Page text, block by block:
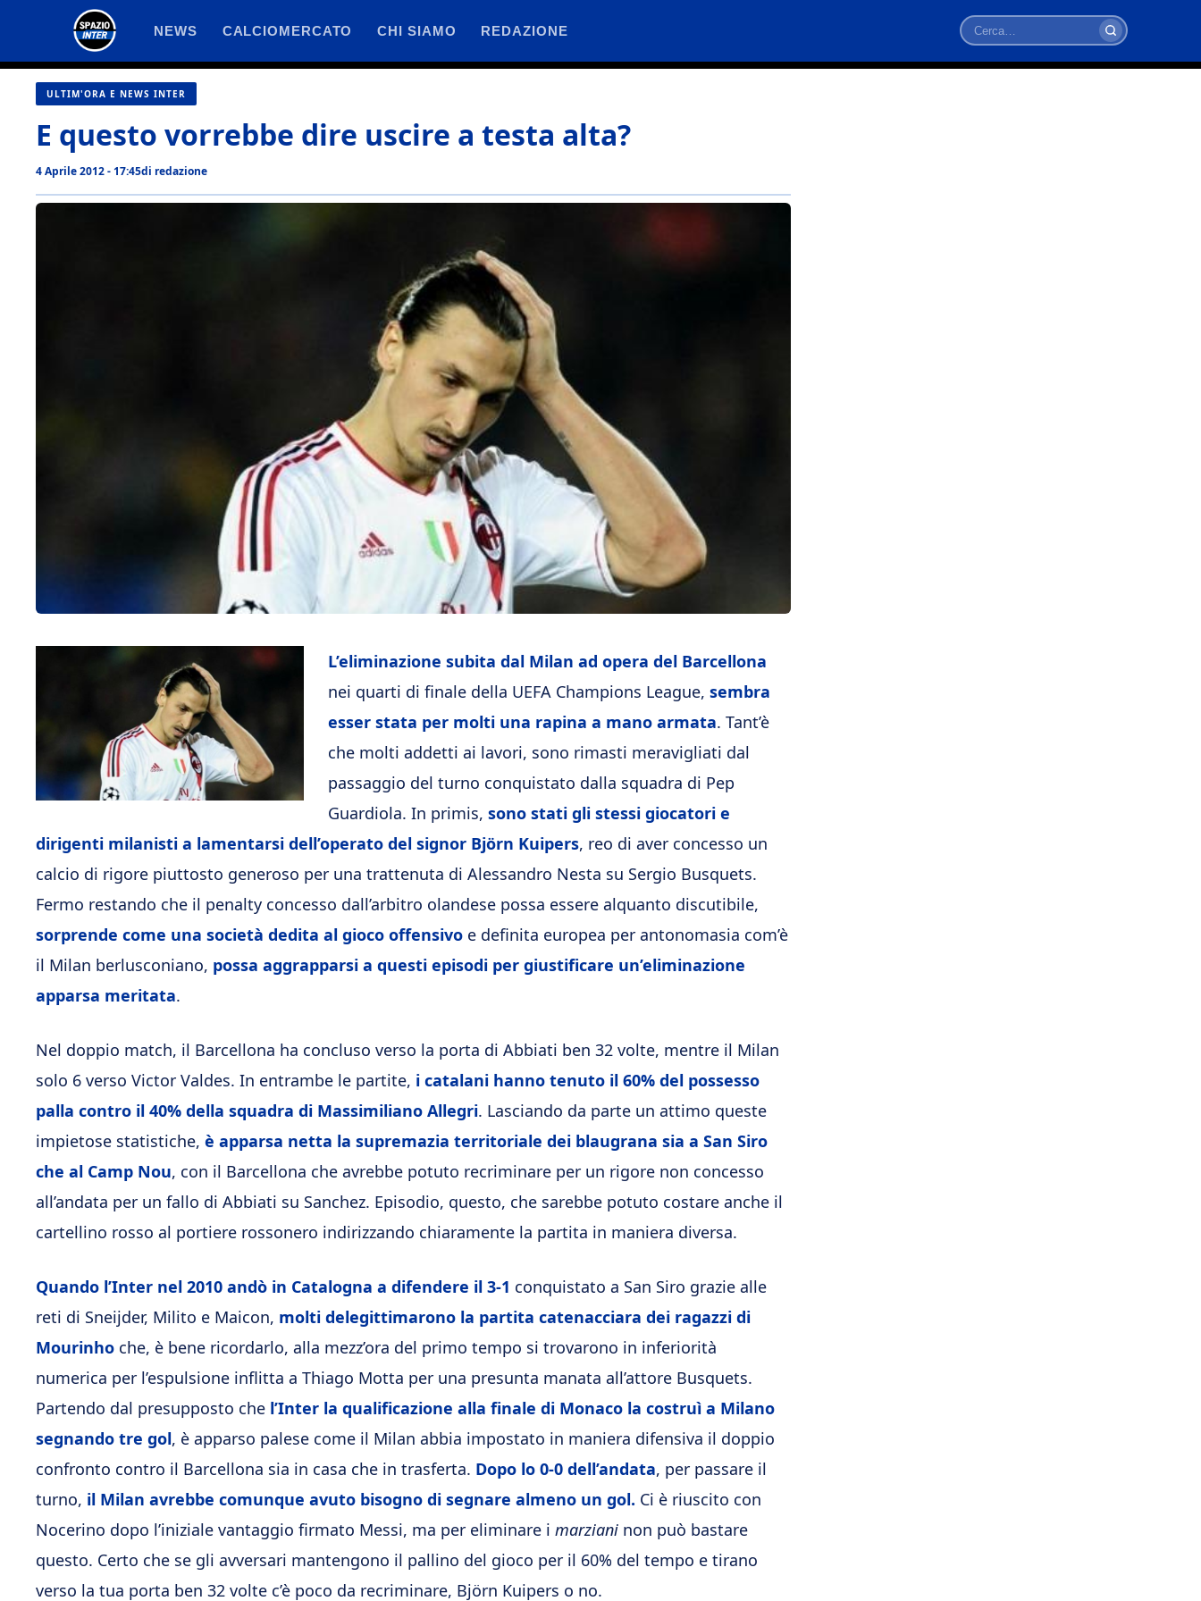
contenuto
NEWS CALCIOMERCATO CHI SIAMO REDAZIONE
Cerca
ULTIM'ORA E NEWS INTER
E questo vorrebbe dire uscire a testa alta?
4 Aprile 2012 - 17:45di redazione
L’eliminazione subita dal Milan ad opera del Barcellona
nei quarti di finale della UEFA Champions League, sembra
esser stata per molti una rapina a mano armata. Tant’è
che molti addetti ai lavori, sono rimasti meravigliati dal
passaggio del turno conquistato dalla squadra di Pep
Guardiola. In primis, sono stati gli stessi giocatori e
dirigenti milanisti a lamentarsi dell’operato del signor Björn Kuipers, reo di aver concesso un
calcio di rigore piuttosto generoso per una trattenuta di Alessandro Nesta su Sergio Busquets.
Fermo restando che il penalty concesso dall’arbitro olandese possa essere alquanto discutibile,
sorprende come una società dedita al gioco offensivo e definita europea per antonomasia com’è
il Milan berlusconiano, possa aggrapparsi a questi episodi per giustificare un’eliminazione
apparsa meritata.
Nel doppio match, il Barcellona ha concluso verso la porta di Abbiati ben 32 volte, mentre il Milan
solo 6 verso Victor Valdes. In entrambe le partite, i catalani hanno tenuto il 60% del possesso
palla contro il 40% della squadra di Massimiliano Allegri. Lasciando da parte un attimo queste
impietose statistiche, è apparsa netta la supremazia territoriale dei blaugrana sia a San Siro
che al Camp Nou, con il Barcellona che avrebbe potuto recriminare per un rigore non concesso
all’andata per un fallo di Abbiati su Sanchez. Episodio, questo, che sarebbe potuto costare anche il
cartellino rosso al portiere rossonero indirizzando chiaramente la partita in maniera diversa.
Quando l’Inter nel 2010 andò in Catalogna a difendere il 3-1 conquistato a San Siro grazie alle
reti di Sneijder, Milito e Maicon, molti delegittimarono la partita catenacciara dei ragazzi di
Mourinho che, è bene ricordarlo, alla mezz’ora del primo tempo si trovarono in inferiorità
numerica per l’espulsione inflitta a Thiago Motta per una presunta manata all’attore Busquets.
Partendo dal presupposto che l’Inter la qualificazione alla finale di Monaco la costruì a Milano
segnando tre gol, è apparso palese come il Milan abbia impostato in maniera difensiva il doppio
confronto contro il Barcellona sia in casa che in trasferta. Dopo lo 0-0 dell’andata, per passare il
turno, il Milan avrebbe comunque avuto bisogno di segnare almeno un gol. Ci è riuscito con
Nocerino dopo l’iniziale vantaggio firmato Messi, ma per eliminare i marziani non può bastare
questo. Certo che se gli avversari mantengono il pallino del gioco per il 60% del tempo e tirano
verso la tua porta ben 32 volte c’è poco da recriminare, Björn Kuipers o no.